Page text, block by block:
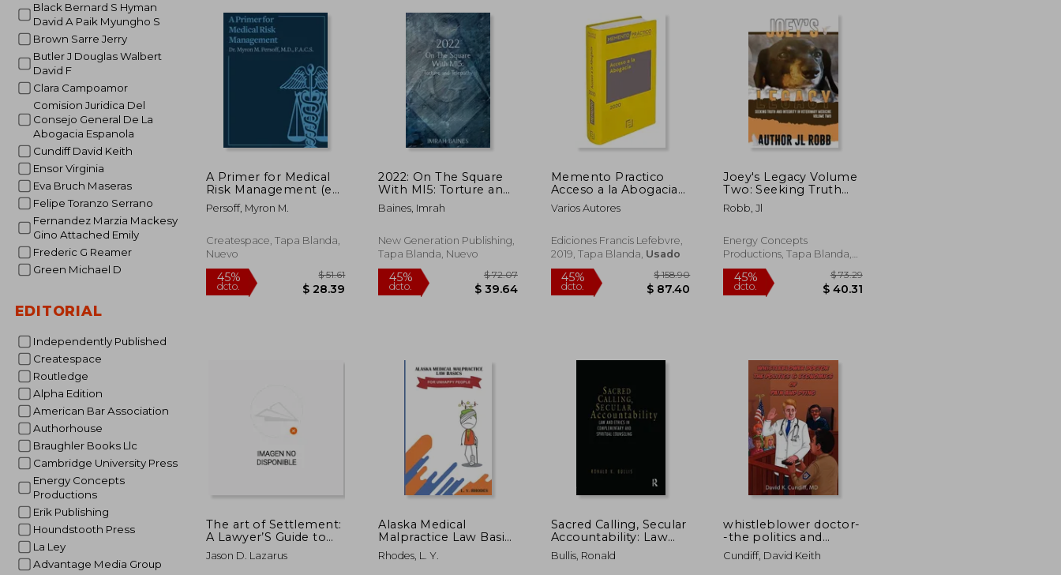
Black Bernard S Hyman
David A Paik Myungho S
Brown Sarre Jerry
Butler J Douglas Walbert
David F
Clara Campoamor
Comision Juridica Del
Consejo General De La
Abogacia Espanola
Cundiff David Keith
Ensor Virginia
Eva Bruch Maseras
Felipe Toranzo Serrano
Fernandez Marzia Mackesy
Gino Attached Emily
Frederic G Reamer
Green Michael D
EDITORIAL
Independently Published
Createspace
Routledge
Alpha Edition
American Bar Association
Authorhouse
Braughler Books Llc
Cambridge University Press
Energy Concepts
Productions
Erik Publishing
Houndstooth Press
La Ley
Advantage Media Group
dcto. dcto. dcto.
A Primer for Medical
Risk Management (en
Inglés)
Persoff, Myron M.
Createspace, Tapa Blanda,
Nuevo
2022: On The Square
With MI5: Torture and
Telepathy (en Inglés)
Baines, Imrah
New Generation Publishing,
Tapa Blanda, Nuevo
45%
Memento Practico
Acceso a la Abogacia
2020
Varios Autores
Ediciones Francis Lefebvre,
2019, Tapa Blanda, Usado
45%
dcto. $ 87.40
Joey's Legacy Volume
Two: Seeking Truth
and Integrity in
Veterinary Medicine is
percentage of bad
actors (the Bad Guys)
Robb, Jl
Energy Concepts
Productions, Tapa Blanda,
Nuevo
45%
The art of Settlement:
A Lawyer’S Guide to
Regulatory
Compliance When
Jason D. Lazarus
Alaska Medical
Malpractice Law Basics
For Unhappy People
(en Inglés)
Rhodes, L. Y.
Sacred Calling, Secular
Accountability: Law
and Ethics in
Complementary and
Bullis, Ronald
whistleblower doctor-
-the politics and
economics of pain and
dying (en Inglés)
Cundiff, David Keith